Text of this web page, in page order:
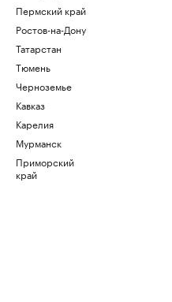
Пермский край
Ростов-на-Дону
Татарстан
Тюмень
Черноземье
Кавказ
Карелия
Мурманск
Приморский
край